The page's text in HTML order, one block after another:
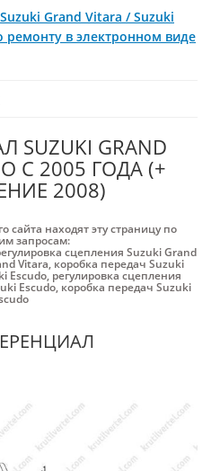
Suzuki Grand Vitara / Suzuki
ремонту в электронном виде
GRAND
С 2005 ГОДА (+
2008)
находят эту страницу по
запросам:
сцепления Suzuki Grand
Vitara, коробка передач Suzuki
Escudo, регулировка сцепления
Escudo, коробка передач Suzuki